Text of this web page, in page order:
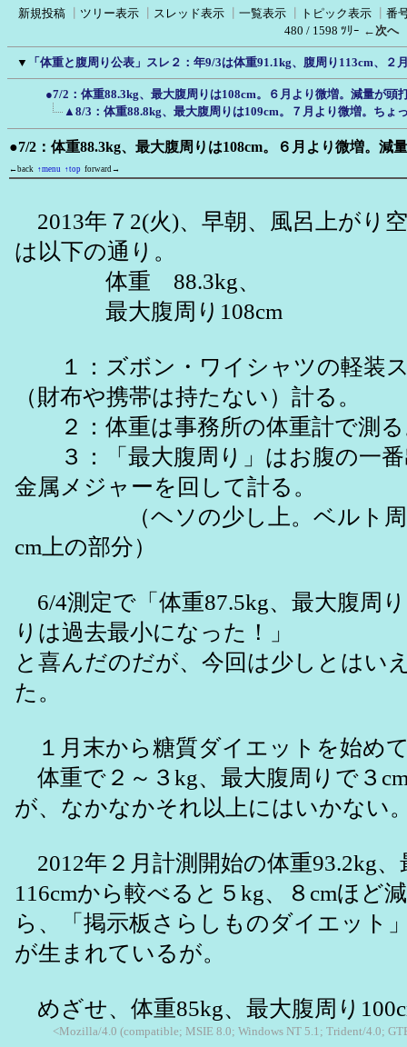
新規投稿 ツリー表示 スレッド表示 一覧表示 トピック表示
番
480 / 1598 ﾂﾘｰ ←次へ
▼ 「体重と腹周り公表」スレ２：年9/3は体重91.1kg、腹周り113cm、２
●7/2：体重88.3kg、最大腹周りは108cm。６月より微増。減量が頭
▲8/3：体重88.8kg、最大腹周りは109cm。７月より微増。ちょ
●7/2：体重88.3kg、最大腹周りは108cm。６月より微増。減
←back ↑menu ↑top forward→
2013年７2(火)、早朝、風呂上がり
は以下の通り。
体重 88.3kg、
最大腹周り108cm
１：ズボン・ワイシャツの軽装
（財布や携帯は持たない）計る。
２：体重は事務所の体重計で測る
３：「最大腹周り」はお腹の一番
金属メジャーを回して計る。
（ヘソの少し上。ベルト周り
cm上の部分）
6/4測定で「体重87.5kg、最大腹周
りは過去最小になった！」
と喜んだのだが、今回は少しとはい
た。
１月末から糖質ダイエットを始め
体重で２～３kg、最大腹周りで３
が、なかなかそれ以上にはいかない
2012年２月計測開始の体重93.2kg、
116cmから較べると５kg、８cmほど
ら、「掲示板さらしものダイエット
が生まれているが。
めざせ、体重85kg、最大腹周り
<Mozilla/4.0 (compatible; MSIE 8.0; Windows NT 5.1; Trident/4.0;